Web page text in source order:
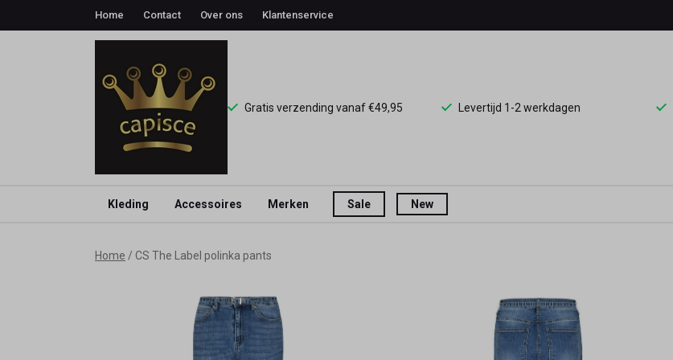
Home Contact Over ons Klantenservice
Gratis verzending vanaf €49,95 Levertijd 1-2 werkdagen
Kleding Accessoires Merken Sale New
Home CS The Label polinka pants